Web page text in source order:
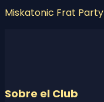
Miskatonic Frat Party
Sobre el Club